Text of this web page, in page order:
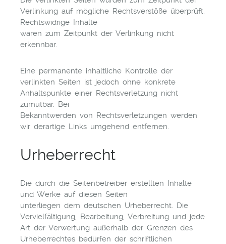
Verlinkung auf mögliche Rechtsverstöße überprüft.
Rechtswidrige Inhalte
waren zum Zeitpunkt der Verlinkung nicht
erkennbar.
Eine permanente inhaltliche Kontrolle der
verlinkten Seiten ist jedoch ohne konkrete
Anhaltspunkte einer Rechtsverletzung nicht
zumutbar. Bei
Bekanntwerden von Rechtsverletzungen werden
wir derartige Links umgehend entfernen.
Urheberrecht
Die durch die Seitenbetreiber erstellten Inhalte
und Werke auf diesen Seiten
unterliegen dem deutschen Urheberrecht. Die
Vervielfältigung, Bearbeitung, Verbreitung und jede
Art der Verwertung außerhalb der Grenzen des
Urheberrechtes bedürfen der schriftlichen